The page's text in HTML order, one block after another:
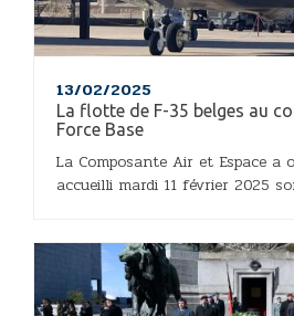
13/02/2025
La flotte de F-35 belges au
Force Base
La Composante Air et Espace a
accueilli mardi 11 février 2025